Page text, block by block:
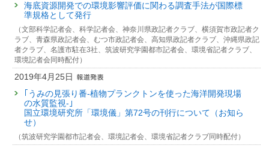
海底資源開発での環境影響評価に関わる調査手法が国際標
準規格として発行
（文部科学記者会、科学記者会、神奈川県政記者クラブ、横須賀市政記者ク
ラブ、青森県政記者会、むつ市政記者会、高知県政記者クラブ、沖縄県政記
者クラブ、名護市駐在3社、筑波研究学園都市記者会、環境省記者クラブ、
環境記者会同時配付）
2019年4月25日
｢うみの見張り番-植物プランクトンを使った海洋開発現場
の水質監視-｣
国立環境研究所「環境儀」第72号の刊行について（お知ら
せ）
（筑波研究学園都市記者会、環境記者会、環境省記者クラブ同時配付）